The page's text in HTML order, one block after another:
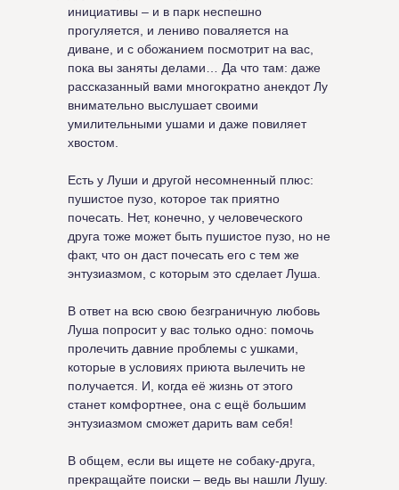
инициативы – и в парк неспешно
прогуляется, и лениво поваляется на
диване, и с обожанием посмотрит на вас,
пока вы заняты делами… Да что там: даже
рассказанный вами многократно анекдот Лу
внимательно выслушает своими
умилительными ушами и даже повиляет
хвостом.
Есть у Луши и другой несомненный плюс:
пушистое пузо, которое так приятно
почесать. Нет, конечно, у человеческого
друга тоже может быть пушистое пузо, но не
факт, что он даст почесать его с тем же
энтузиазмом, с которым это сделает Луша.
В ответ на всю свою безграничную любовь
Луша попросит у вас только одно: помочь
пролечить давние проблемы с ушками,
которые в условиях приюта вылечить не
получается. И, когда её жизнь от этого
станет комфортнее, она с ещё большим
энтузиазмом сможет дарить вам себя!
В общем, если вы ищете не собаку-друга,
прекращайте поиски – ведь вы нашли Лушу.